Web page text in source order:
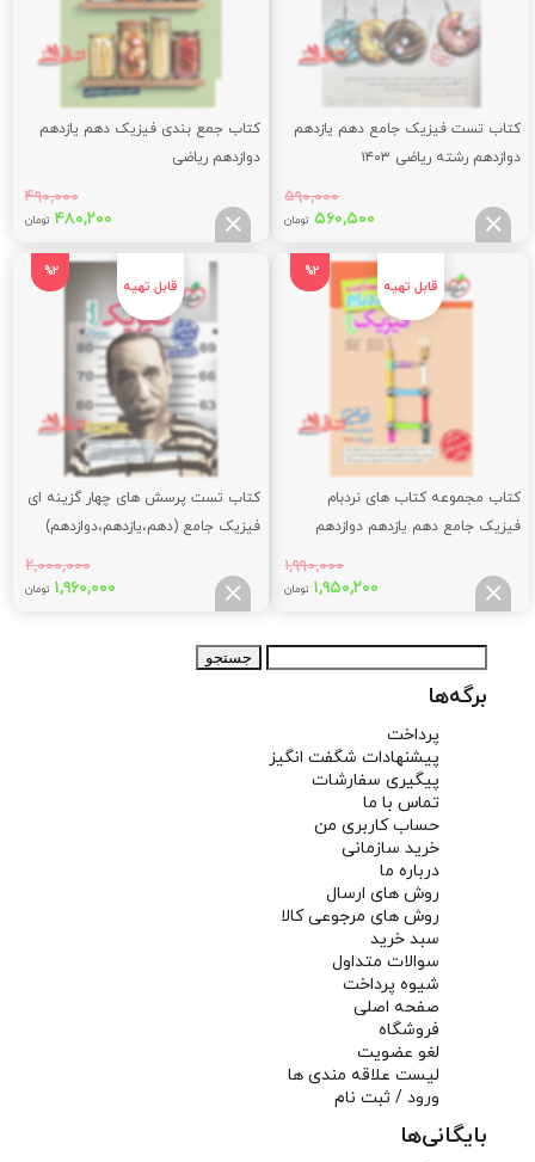
کتاب تست فیزیک جامع دهم یازدهم
دوازدهم رشته ریاضی ۱۴۰۳
۵۹۰,۰۰۰
قیمت
۵۹۰,۰۰۰
تومان
بود.
۵۶۰,۵۰۰ تومانقیمت
فعلی:
کتاب جمع بندی فیزیک دهم یازدهم
دوازدهم ریاضی
۴۹۰,۰۰۰
قیمت
۴۹۰,۰۰۰
تومان
بود.
۴۸۰,۲۰۰ تومان
کتاب مجموعه کتاب های نردبام
فیزیک جامع دهم یازدهم دوازدهم
۱,۹۹۰,۰۰۰
قیمت
تومان
بود.
۱,۹۵۰,۲۰۰ تومانقیمت
فعلی:
تومان.
کتاب تست پرسش های چهار گزینه ای
فیزیک جامع (دهم،یازدهم،دوازدهم)
دوازدهم ریاضی
۲,۰۰۰,۰۰۰
قیمت
۱,۹۶۰,۰۰۰ تومان
جستجو
برای:
برگه‌ها
پرداخت
پیشنهادات شگفت انگیز
پیگیری سفارشات
تماس با ما
حساب کاربری من
خرید سازمانی
درباره ما
روش های ارسال
روش های مرجوعی کالا
سبد خرید
سوالات متداول
شیوه پرداخت
صفحه اصلی
فروشگاه
لغو عضویت
لیست علاقه مندی ها
ورود / ثبت نام
بایگانی‌ها